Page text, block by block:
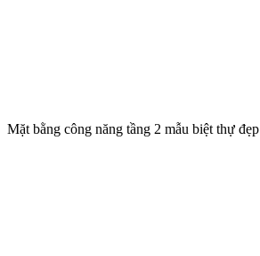
Mặt bằng công năng tầng 2 mẫu biệt thự đẹp